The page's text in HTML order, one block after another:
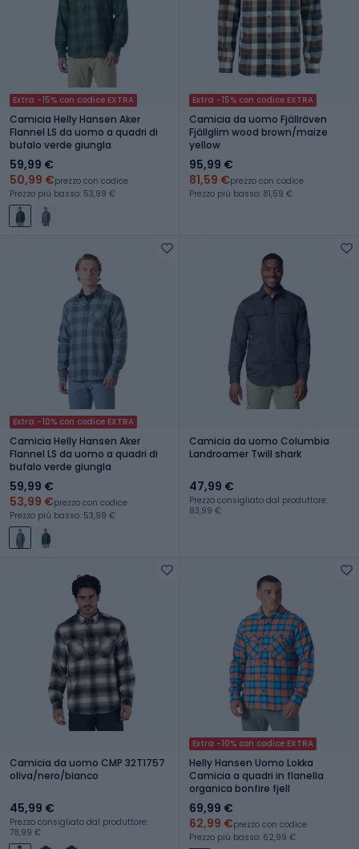
Extra -15% con codice EXTRA
Camicia Helly Hansen Aker
Flannel LS da uomo a quadri di
bufalo verde giungla
59,99 €
50,99 €prezzo con codice
Prezzo più basso: 53,99 €
Extra -15% con codice EXTRA
Camicia da uomo Fjällräven
Fjällglim wood brown/maize
yellow
95,99 €
81,59 €prezzo con codice
Prezzo più basso: 81,59 €
Extra -10% con codice EXTRA
Camicia Helly Hansen Aker
Flannel LS da uomo a quadri di
bufalo verde giungla
59,99 €
53,99 €prezzo con codice
Prezzo più basso: 53,99 €
Camicia da uomo Columbia
Landroamer Twill shark
47,99 €
Prezzo consigliato dal produttore:
83,99 €
Camicia da uomo CMP 32T1757
oliva/nero/bianco
45,99 €
Prezzo consigliato dal produttore:
78,99 €
Extra -10% con codice EXTRA
Helly Hansen Uomo Lokka
Camicia a quadri in flanella
organica bonfire fjell
69,99 €
62,99 €prezzo con codice
Prezzo più basso: 62,99 €